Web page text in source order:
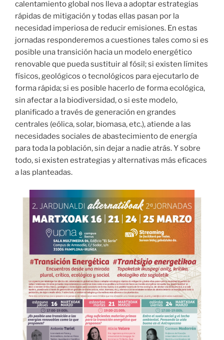
calentamiento global nos lleva a adoptar estrategias
rápidas de mitigación y todas ellas pasan por la
necesidad imperiosa de reducir emisiones. En estas
jornadas responderemos a cuestiones tales como si es
posible una transición hacia un modelo energético
renovable que pueda sustituir al fósil; si existen límites
físicos, geológicos o tecnológicos para ejecutarlo de
forma rápida; si es posible hacerlo de forma ecológica,
sin afectar a la biodiversidad, o si este modelo,
planificado a través de generación en grandes
centrales (eólica, solar, biomasa, etc.), atiende a las
necesidades sociales de abastecimiento de energía
para toda la población, sin dejar a nadie atrás. Y sobre
todo, si existen estrategias y alternativas más eficaces
a las planteadas.